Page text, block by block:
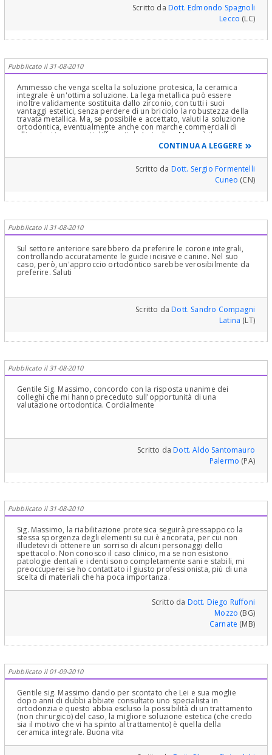
Scritto daDott. Edmondo Spagnoli
Lecco (LC)
Pubblicato il 31-08-2010
Ammesso che venga scelta la soluzione protesica, la ceramica
integrale è un'ottima soluzione. La lega metallica può essere
inoltre validamente sostituita dallo zirconio, con tutti i suoi
vantaggi estetici, senza perdere di un briciolo la robustezza della
travata metallica. Ma, se possibile e accettato, valuti la soluzione
ortodontica, eventualmente anche con marche commerciali di
allineatori trasparenti differenti da Invisalign. Ma sarà il suo
ortodonzista che sceglierà, eventualmente, gli strumenti adatti per
ottenere il risultato, perchè solo gli spostamenti minori si possono
fare con gli allineatori trasparenti.
CONTINUA A LEGGERE
Scritto da Dott. Sergio Formentelli
Cuneo (CN)
Pubblicato il 31-08-2010
Sul settore anteriore sarebbero da preferire le corone integrali,
controllando accuratamente le guide incisive e canine. Nel suo
caso, però, un'approccio ortodontico sarebbe verosibilmente da
preferire. Saluti
Scritto daDott. Sandro Compagni
Latina (LT)
Pubblicato il 31-08-2010
Gentile Sig. Massimo, concordo con la risposta unanime dei
colleghi che mi hanno preceduto sull'opportunità di una
valutazione ortodontica. Cordialmente
Scritto daDott. Aldo Santomauro
Palermo (PA)
Pubblicato il 31-08-2010
Sig. Massimo, la riabilitazione protesica seguirà pressappoco la
stessa sporgenza degli elementi su cui è ancorata, per cui non
illudetevi di ottenere un sorriso di alcuni personaggi dello
spettacolo. Non conosco il caso clinico, ma se non esistono
patologie dentali e i denti sono completamente sani e stabili, mi
preoccuperei se ho contattato il giusto professionista, più di una
scelta di materiali che ha poca importanza.
Scritto da Dott. Diego Ruffoni
Mozzo (BG)
Carnate (MB)
Pubblicato il 01-09-2010
Gentile sig. Massimo dando per scontato che Lei e sua moglie
dopo anni di dubbi abbiate consultato uno specialista in
ortodonzia e questo abbia escluso la possibilità di un trattamento
(non chirurgico) del caso, la migliore soluzione estetica (che credo
sia il motivo che vi ha spinto al trattamento) è quella della
ceramica integrale. Buona vita